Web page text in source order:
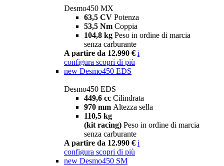
Desmo450 MX
63,5 CV Potenza
53,5 Nm Coppia
104,8 kg Peso in ordine di marcia
senza carburante
A partire da 12.990 € i
configura scopri di più
new Desmo450 EDS
Desmo450 EDS
449,6 cc Cilindrata
970 mm Altezza sella
110,5 kg
(kit racing) Peso in ordine di marcia
senza carburante
A partire da 12.990 € i
configura scopri di più
new Desmo450 SM